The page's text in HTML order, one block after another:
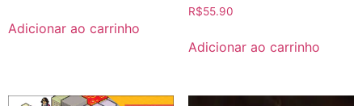
Adicionar ao carrinho
R$55.90
Adicionar ao carrinho